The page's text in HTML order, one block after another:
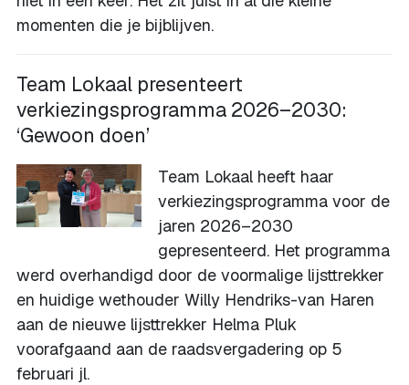
momenten die je bijblijven.
Team Lokaal presenteert
verkiezingsprogramma 2026–2030:
‘Gewoon doen’
Team Lokaal heeft haar
verkiezingsprogramma voor de
jaren 2026–2030
gepresenteerd. Het programma
werd overhandigd door de voormalige lijsttrekker
en huidige wethouder Willy Hendriks-van Haren
aan de nieuwe lijsttrekker Helma Pluk
voorafgaand aan de raadsvergadering op 5
februari jl.